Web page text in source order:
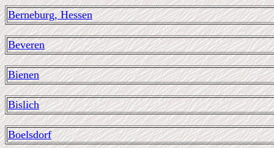
Berneburg, Hessen
Beveren
Bienen
Bislich
Boelsdorf